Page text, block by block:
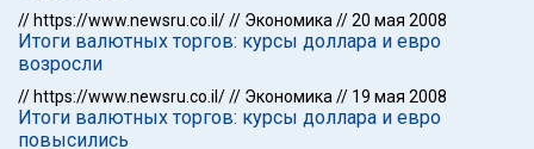
// https://www.newsru.co.il/// Экономика //20 мая 2008
Итоги валютных торгов: курсы доллара и евро
возросли
// https://www.newsru.co.il/// Экономика // 19 мая 2008
Итоги валютных торгов: курсы доллара и евро
повысились